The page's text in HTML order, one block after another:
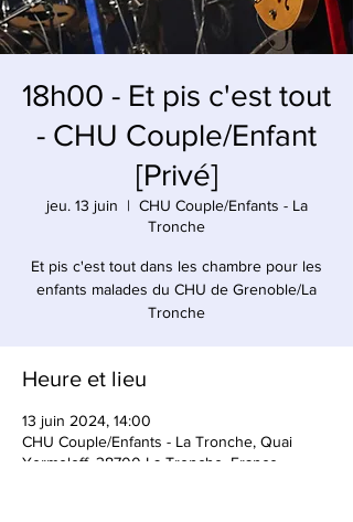
18h00 - Et pis c'est tout
- CHU Couple/Enfant
[Privé]
jeu. 13 juin
  |
CHU Couple/Enfants - La
Tronche
Et pis c'est tout dans les chambre pour les
enfants malades du CHU de Grenoble/La
Tronche
Heure et lieu
13 juin 2024, 14:00
CHU Couple/Enfants - La Tronche, Quai
Yermoloff, 38700 La Tronche, France